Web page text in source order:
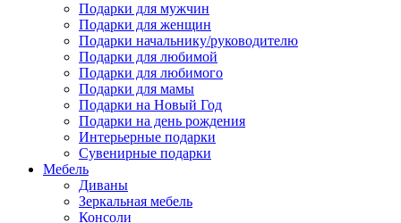
Подарки для мужчин
Подарки для женщин
Подарки начальнику/руководителю
Подарки для любимой
Подарки для любимого
Подарки для мамы
Подарки на Новый Год
Подарки на день рождения
Интерьерные подарки
Сувенирные подарки
Мебель
Диваны
Зеркальная мебель
Консоли